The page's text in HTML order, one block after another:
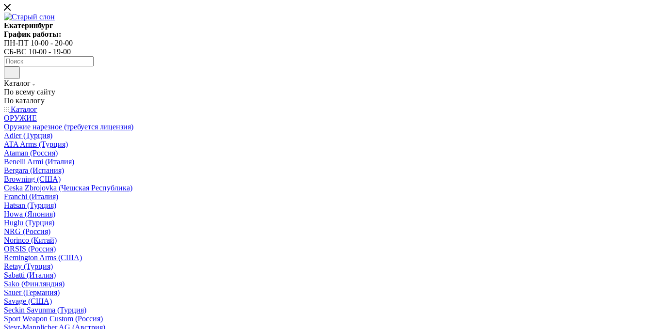
Екатеринбург
График работы:
ПН-ПТ 10-00 - 20-00
СБ-ВС 10-00 - 19-00
Каталог
По всему сайту
По каталогу
Каталог
ОРУЖИЕ
Оружие нарезное (требуется лицензия)
Adler (Турция)
ATA Arms (Турция)
Ataman (Россия)
Benelli Armi (Италия)
Bergara (Испания)
Browning (США)
Ceska Zbrojovka (Чешская Республика)
Franchi (Италия)
Hatsan (Турция)
Howa (Япония)
Huglu (Турция)
NRG (Россия)
Norinco (Китай)
ORSIS (Россия)
Remington Arms (США)
Retay (Турция)
Sabatti (Италия)
Sako (Финляндия)
Sauer (Германия)
Savage (США)
Seckin Savunma (Турция)
Sport Weapon Custom (Россия)
Steyr-Mannlicher AG (Австрия)